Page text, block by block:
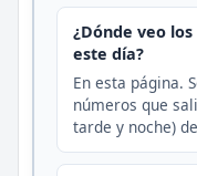
¿Dónde veo
este día?
En esta página.
números que
tarde y noche)